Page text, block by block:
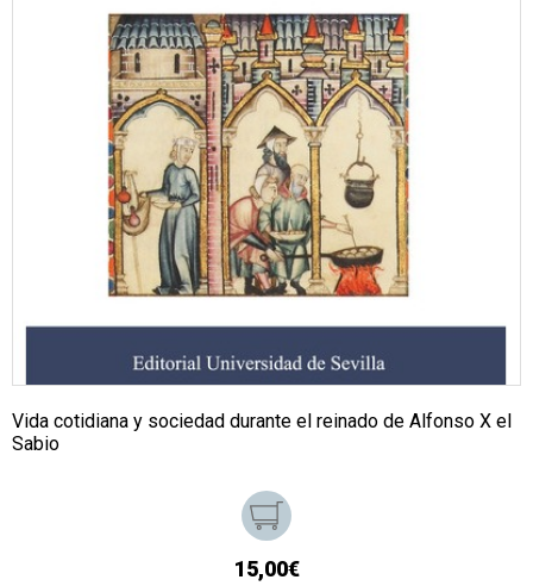
Vida cotidiana y sociedad durante el reinado de Alfonso X el
Sabio
15,00€